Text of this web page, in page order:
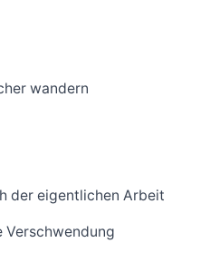
wandern
der eigentlichen Arbeit
Verschwendung